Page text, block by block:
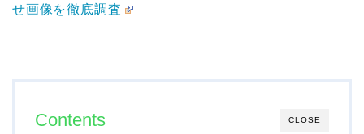
せ画像を徹底調査
CLOSE
Contents